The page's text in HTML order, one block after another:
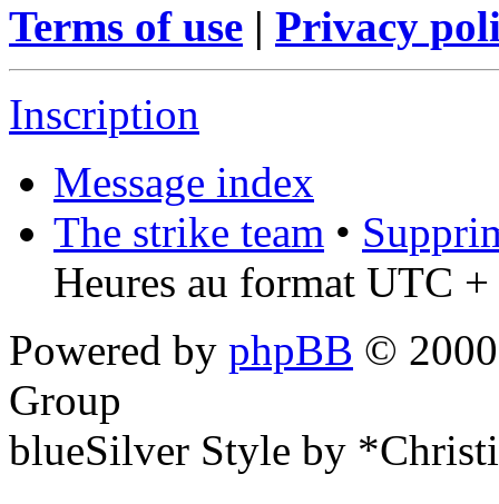
Terms of use | Privacy
Inscription
Message index
The strike team •
Heures au format UTC
Powered by phpBB ©
Group
blueSilver Style by